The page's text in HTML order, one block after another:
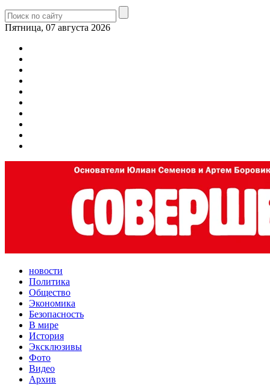
Пятница, 07 августа 2026
новости
Политика
Общество
Экономика
Безопасность
В мире
История
Эксклюзивы
Фото
Видео
Архив